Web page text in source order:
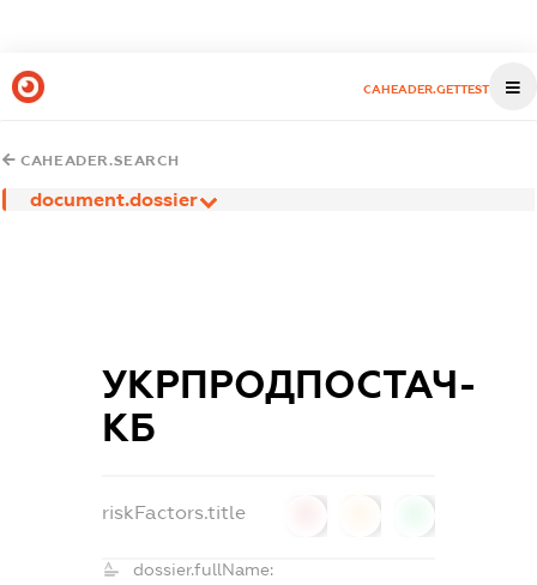
CAHEADER.GETTEST
CAHEADER.SEARCH
document.dossier
УКРПРОДПОСТАЧ-
КБ
riskFactors.title
dossier.fullName: